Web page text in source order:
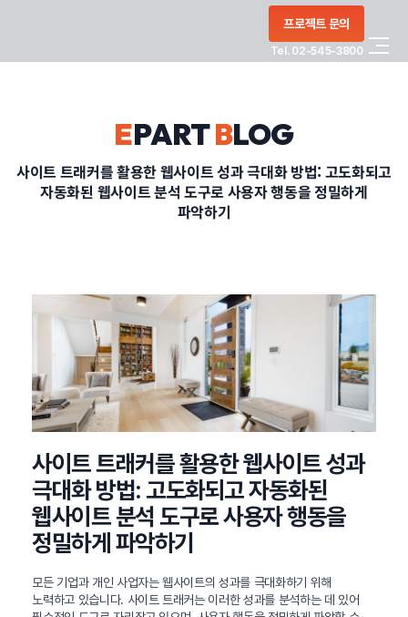
프로젝트 문의
Tel. 02-545-3800
PORTFOLIO
CONTACT
정부지원사업
EPARTBLOG
사이트 트래커를 활용한 웹사이트 성과 극대화 방법: 고도화되고
자동화된 웹사이트 분석 도구로 사용자 행동을 정밀하게
파악하기
사이트 트래커를 활용한 웹사이트 성과
극대화 방법: 고도화되고 자동화된
웹사이트 분석 도구로 사용자 행동을
정밀하게 파악하기
모든 기업과 개인 사업자는 웹사이트의 성과를 극대화하기 위해
노력하고 있습니다. 사이트 트래커는 이러한 성과를 분석하는 데 있어